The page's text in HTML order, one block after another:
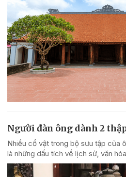
Người đàn ông dành 2
Nhiều cổ vật trong bộ sưu tập của
là những dấu tích về lịch sử, văn